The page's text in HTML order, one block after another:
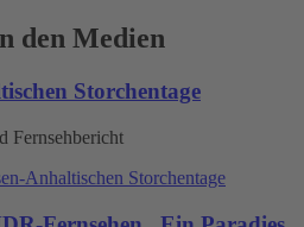
den Medien
Storchentage
Fernsehbericht
Anhaltischen Storchentage